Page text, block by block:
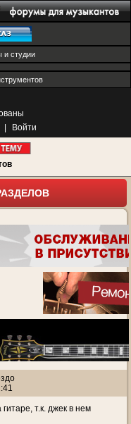
и студии
Войти
т.к. джек в нем